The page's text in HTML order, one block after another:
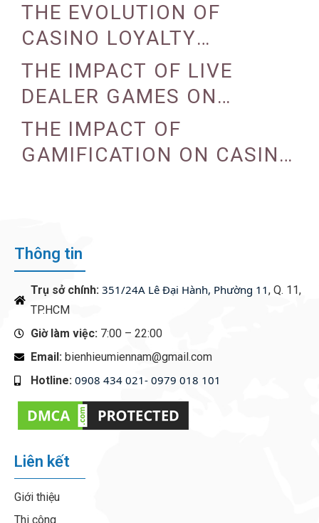
THE EVOLUTION OF
CASINO LOYALTY
PROGRAMS
THE IMPACT OF LIVE
DEALER GAMES ON
CASINO EXPERIENCE
THE IMPACT OF
GAMIFICATION ON CASINO
Thông tin
Trụ sở chính: 351/24A Lê Đại Hành, Phường 11, Q. 11,
TP.HCM
Giờ làm việc: 7:00 – 22:00
Email: bienhieumiennam@gmail.com
Hotline: 0908 434 021- 0979 018 101
Liên kết
Giới thiệu
Thi công